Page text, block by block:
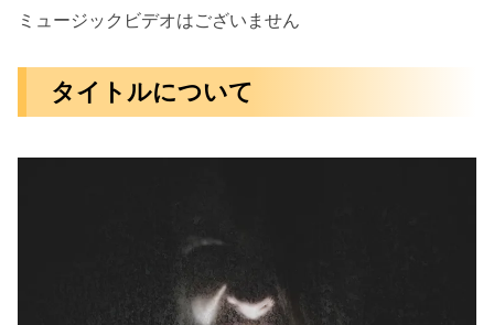
ミュージックビデオはございません
タイトルについて